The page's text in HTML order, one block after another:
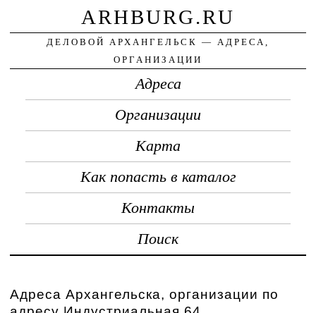
ARHBURG.RU
ДЕЛОВОЙ АРХАНГЕЛЬСК — АДРЕСА,
ОРГАНИЗАЦИИ
Адреса
Организации
Карта
Как попасть в каталог
Контакты
Поиск
Адреса Архангельска, организации по